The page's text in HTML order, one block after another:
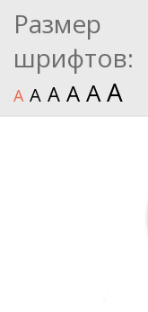
Размер
шрифтов:
A A A A AA